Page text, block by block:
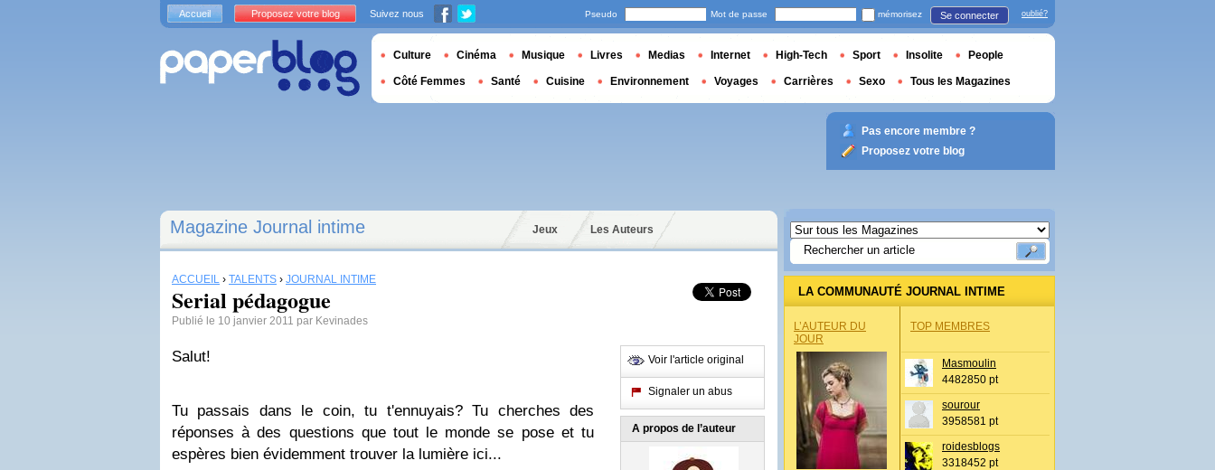
Magazine Journal intime Jeux Les Auteurs
ACCUEIL › TALENTS › JOURNAL INTIME
Serial pédagogue
Publié le 10 janvier 2011 par Kevinades
Salut!
Tu passais dans le coin, tu t'ennuyais? Tu cherches des
réponses à des questions que tout le monde se pose et tu
espères bien évidemment trouver la lumière ici...
Voir l'article original
Signaler un abus
A propos de l’auteur
LA COMMUNAUTÉ JOURNAL INTIME
L’AUTEUR DU
JOUR
TOP MEMBRES
Masmoulin
4482850 pt
sourour
3958581 pt
roidesblogs
3318452 pt
Accueil Proposez votre blog Suivez nous Pseudo Mot de passe mémorisez Se connecter oublié?
Culture Cinéma Musique Livres Medias Internet High-Tech Sport Insolite People
Côté Femmes Santé Cuisine Environnement Voyages Carrières Sexo Tous les Magazines
Pas encore membre ?
Proposez votre blog